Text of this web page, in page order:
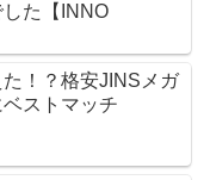
た【INNO
！？格安JINSメガ
ストマッチ